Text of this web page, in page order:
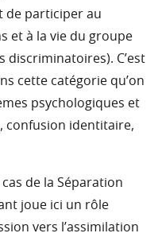
de participer au
et à la vie du groupe
discriminatoires). C’est
cette catégorie qu’on
psychologiques et
confusion identitaire,
de la Séparation
joue ici un rôle
vers l’assimilation